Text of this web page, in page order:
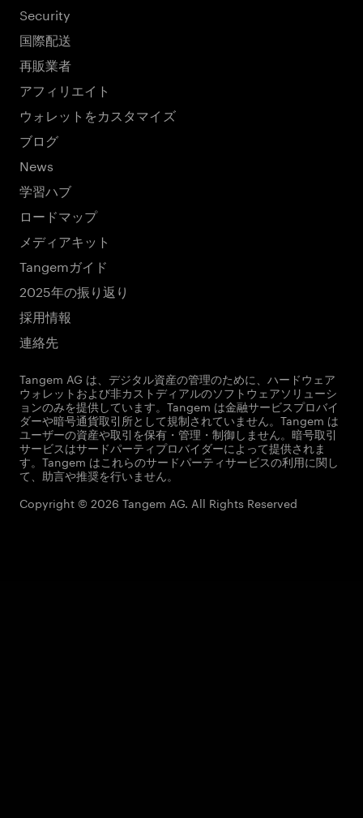
Security
国際配送
再販業者
アフィリエイト
ウォレットをカスタマイズ
ブログ
News
学習ハブ
ロードマップ
メディアキット
Tangemガイド
2025年の振り返り
採用情報
連絡先
Tangem AG は、デジタル資産の管理のために、ハードウェア
ウォレットおよび非カストディアルのソフトウェアソリューシ
ョンのみを提供しています。Tangem は金融サービスプロバイ
ダーや暗号通貨取引所として規制されていません。Tangem は
ユーザーの資産や取引を保有・管理・制御しません。暗号取引
サービスはサードパーティプロバイダーによって提供されま
す。Tangem はこれらのサードパーティサービスの利用に関し
て、助言や推奨を行いません。